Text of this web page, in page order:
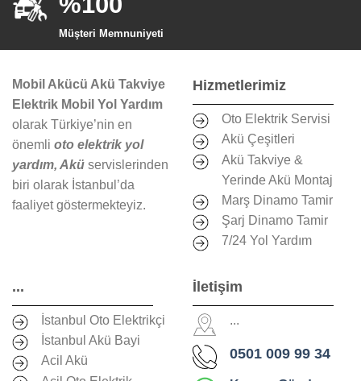
Müşteri Memnuniyeti
Mobil Akücü Akü Takviye
Elektrik Mobil Yol Yardım
olarak Türkiye’nin en
önemli oto elektrik yol
yardım, Akü servislerinden
biri olarak İstanbul’da
faaliyet göstermekteyiz.
Hizmetlerimiz
Oto Elektrik Servisi
Akü Çeşitleri
Akü Takviye &
Yerinde Akü Montaj
Marş Dinamo Tamir
Şarj Dinamo Tamir
7/24 Yol Yardım
...
İstanbul Oto Elektrikçi
İstanbul Akü Bayi
Acil Akü
İletişim
...
0501 009 99 34